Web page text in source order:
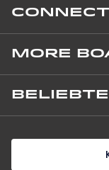
CONNECT
Leopard
06000 Nice, France
+33 (0) 4 92 00 09
850 NE 3rd Street,
Dania Beach,
MORE
Neue, private Boote